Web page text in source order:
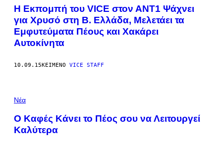
Η Εκπομπή του VICE στον ΑΝΤ1 Ψάχνει
για Χρυσό στη Β. Ελλάδα, Μελετάει τα
Εμφυτεύματα Πέους και Χακάρει
Αυτοκίνητα
10.09.15ΚΕΊΜΕΝΟ VICE STAFF
Νέα
Ο Καφές Κάνει το Πέος σου να Λειτουργεί
Καλύτερα